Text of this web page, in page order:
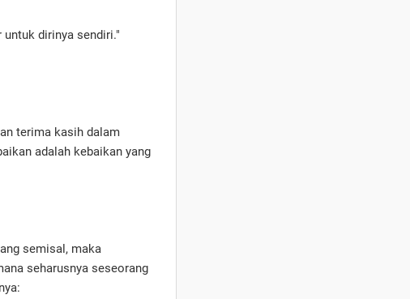
untuk dirinya sendiri."
terima kasih dalam
adalah kebaikan yang
semisal, maka
seharusnya seseorang